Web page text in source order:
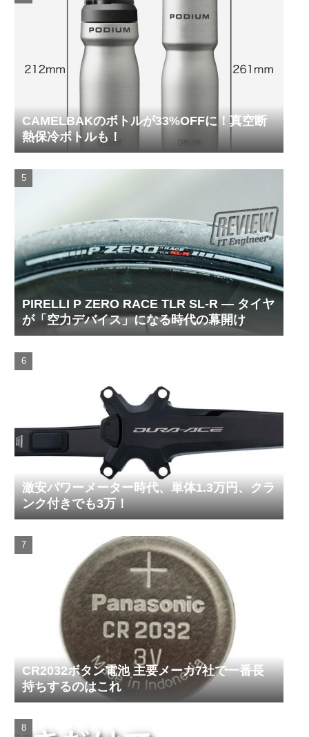
CAMELBAKのボトルが33%OFFに！真空断
熱保冷ボトルも！
PIRELLI P ZERO RACE TLR SL-R ― タイヤ
が「空力デバイス」になる時代の幕開け
激安パワーメーター時代、単体1.3万円、クラ
ンク付きでも3万！
CR2032ボタン電池 主要メーカ7社で一番長
持ちするのはこれ